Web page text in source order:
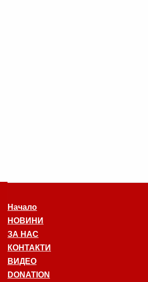
Начало
НОВИНИ
ЗА НАС
КОНТАКТИ
ВИДЕО
DONATION